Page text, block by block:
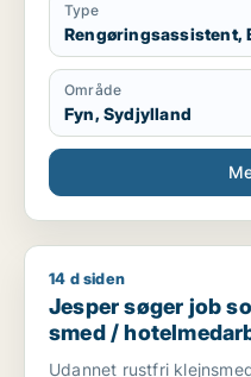
Type
Rengøringsassistent,
Område
Fyn, Sydjylland
Jesper søger job som
14 d siden
Jesper søger job
smed /
Udannet rustfri